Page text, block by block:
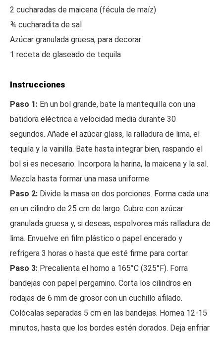
2 cucharadas de maicena (fécula de maíz)
¾ cucharadita de sal
Azúcar granulada gruesa, para decorar
1 receta de glaseado de tequila
Instrucciones
Paso 1: En un bol grande, bate la mantequilla con una
batidora eléctrica a velocidad media durante 30
segundos. Añade el azúcar glass, la ralladura de lima, el
tequila y la vainilla. Bate hasta integrar bien, raspando el
bol si es necesario. Incorpora la harina, la maicena y la sal.
Mezcla hasta formar una masa uniforme.
Paso 2: Divide la masa en dos porciones. Forma cada una
en un cilindro de 25 cm de largo. Cubre con azúcar
granulada gruesa y, si deseas, espolvorea más ralladura de
lima. Envuelve en film plástico o papel encerado y
refrigera 3 horas o hasta que esté firme para cortar.
Paso 3: Precalienta el horno a 165°C (325°F). Forra
bandejas con papel pergamino. Corta los cilindros en
rodajas de 6 mm de grosor con un cuchillo afilado.
Colócalas separadas 5 cm en las bandejas. Hornea 12-15
minutos, hasta que los bordes estén dorados. Deja enfriar